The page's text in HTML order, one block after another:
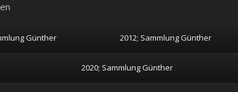
Günther 2012; Sammlung Günther
2020; Sammlung Günther